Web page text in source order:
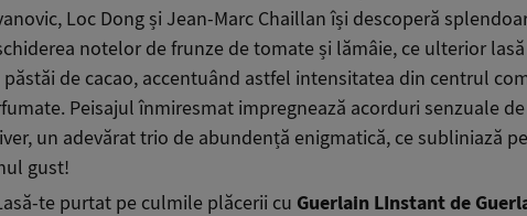
Loc Dong și Jean-Marc Chaillan își descoperă
notelor de frunze de tomate și lămâie, ce ulterior
păstăi de cacao, accentuând astfel intensitatea din centrul
Peisajul înmiresmat impregnează acorduri senzuale
un adevărat trio de abundență enigmatică, ce subliniază
gust!
te purtat pe culmile plăcerii cu Guerlain LInstant de